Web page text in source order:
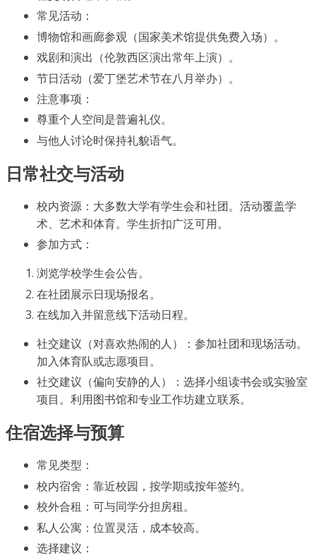
常见活动：
博物馆和画廊参观（国家美术馆提供免费入场）。
戏剧和演出（伦敦西区演出常年上演）。
节日活动（爱丁堡艺术节在八月举办）。
注意事项：
尊重个人空间是普遍礼仪。
与他人讨论时保持礼貌语气。
日常社交与活动
校内资源：大多数大学有学生会和社团。活动覆盖学
术、艺术和体育。学生折扣广泛可用。
参加方式：
浏览学校学生会公告。
在社团展示日现场报名。
在线加入并留意线下活动日程。
社交建议（对喜欢热闹的人）：参加社团和现场活动。
加入体育队或志愿项目。
社交建议（偏向安静的人）：选择小组读书会或实验室
项目。利用图书馆和专业工作坊建立联系。
住宿选择与预算
常见类型：
校内宿舍：靠近校园，按学期或按年签约。
校外合租：可与同学分担房租。
私人公寓：位置灵活，成本较高。
选择建议：